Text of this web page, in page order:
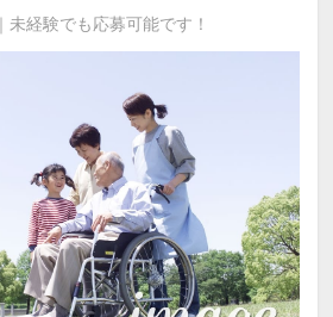
経験でも応募可能です！